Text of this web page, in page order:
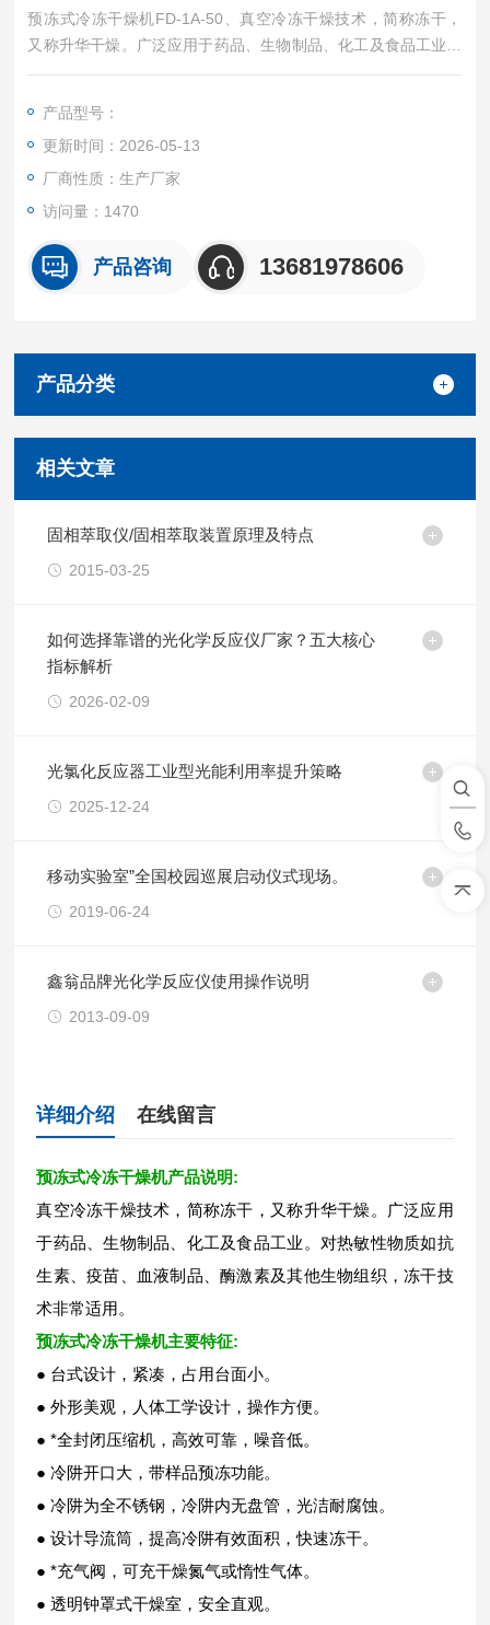
预冻式冷冻干燥机FD-1A-50、真空冷冻干燥技术，简称冻干，
又称升华干燥。广泛应用于药品、生物制品、化工及食品工业。
对热敏性物质如抗生素、疫苗、血液制品、酶激素及其他生物组
产品型号：
更新时间：2026-05-13
厂商性质：生产厂家
访问量：1470
产品咨询 13681978606
产品分类
相关文章
固相萃取仪/固相萃取装置原理及特点
2015-03-25
如何选择靠谱的光化学反应仪厂家？五大核心
指标解析
2026-02-09
光氯化反应器工业型光能利用率提升策略
2025-12-24
移动实验室”全国校园巡展启动仪式现场。
2019-06-24
鑫翁品牌光化学反应仪使用操作说明
2013-09-09
详细介绍 在线留言
预冻式冷冻干燥机产品说明:
真空冷冻干燥技术，简称冻干，又称升华干燥。广泛应用
于药品、生物制品、化工及食品工业。对热敏性物质如抗
生素、疫苗、血液制品、酶激素及其他生物组织，冻干技
术非常适用。
预冻式冷冻干燥机主要特征:
● 台式设计，紧凑，占用台面小。
● 外形美观，人体工学设计，操作方便。
● *全封闭压缩机，高效可靠，噪音低。
● 冷阱开口大，带样品预冻功能。
● 冷阱为全不锈钢，冷阱内无盘管，光洁耐腐蚀。
● 设计导流筒，提高冷阱有效面积，快速冻干。
● *充气阀，可充干燥氮气或惰性气体。
● 透明钟罩式干燥室，安全直观。